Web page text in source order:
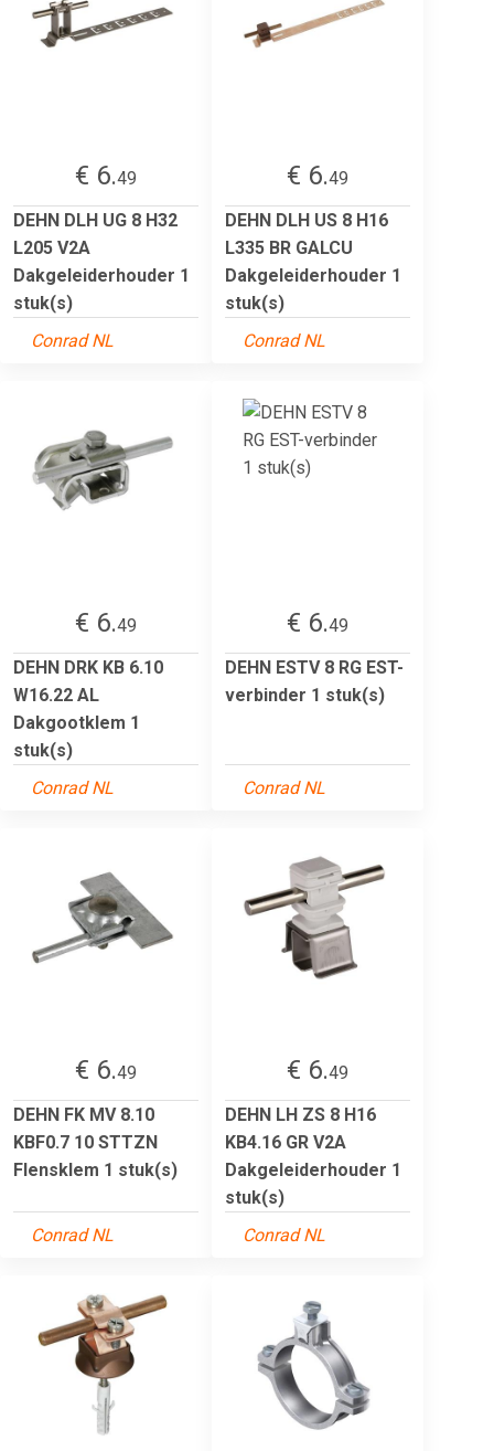
€ 6.49
DEHN DLH UG 8 H32
L205 V2A
Dakgeleiderhouder 1
stuk(s)
Conrad NL
€ 6.49
DEHN DLH US 8 H16
L335 BR GALCU
Dakgeleiderhouder 1
stuk(s)
Conrad NL
€ 6.49
DEHN DRK KB 6.10
W16.22 AL
Dakgootklem 1
stuk(s)
Conrad NL
€ 6.49
DEHN ESTV 8 RG EST-
verbinder 1 stuk(s)
Conrad NL
€ 6.49
DEHN FK MV 8.10
KBF0.7 10 STTZN
Flensklem 1 stuk(s)
Conrad NL
€ 6.49
DEHN LH ZS 8 H16
KB4.16 GR V2A
Dakgeleiderhouder 1
stuk(s)
Conrad NL